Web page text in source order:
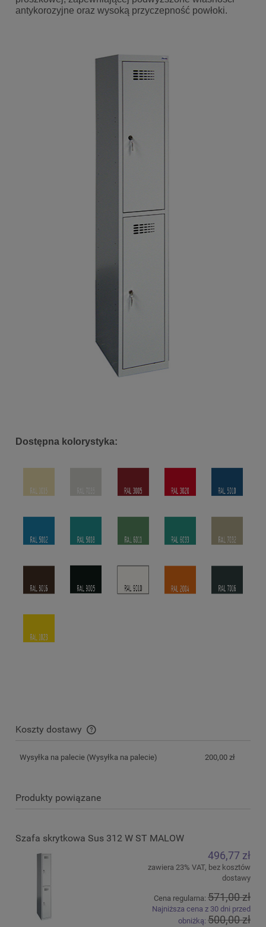
antykorozyjne oraz wysoką przyczepność powłoki.
Dostępna kolorystyka:
Koszty dostawy
Cena nie zawiera ewentualnych kosztów płatności
Wysyłka na palecie(Wysyłka na palecie) 200,00 zł
Produkty powiązane
Szafa skrytkowa Sus 312 W ST MALOW
496,77 zł
zawiera 23% VAT, bez kosztów
dostawy
Cena regularna: 571,00 zł
Najniższa cena z 30 dni przed
obniżką: 500,00 zł